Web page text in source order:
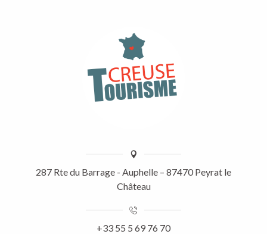
287 Rte du Barrage - Auphelle – 87470 Peyrat le
Château
+33 55 5 69 76 70